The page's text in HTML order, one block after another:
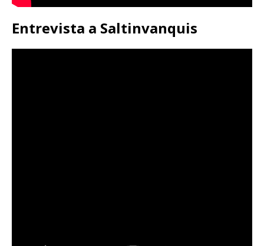
Entrevista a Saltinvanquis